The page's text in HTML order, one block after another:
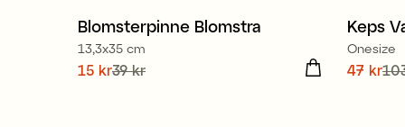
Blomsterpinne Blomstra
13,3x35 cm
Nuvarande pris
15 kr39 kr
Keps
Onesize
47 kr